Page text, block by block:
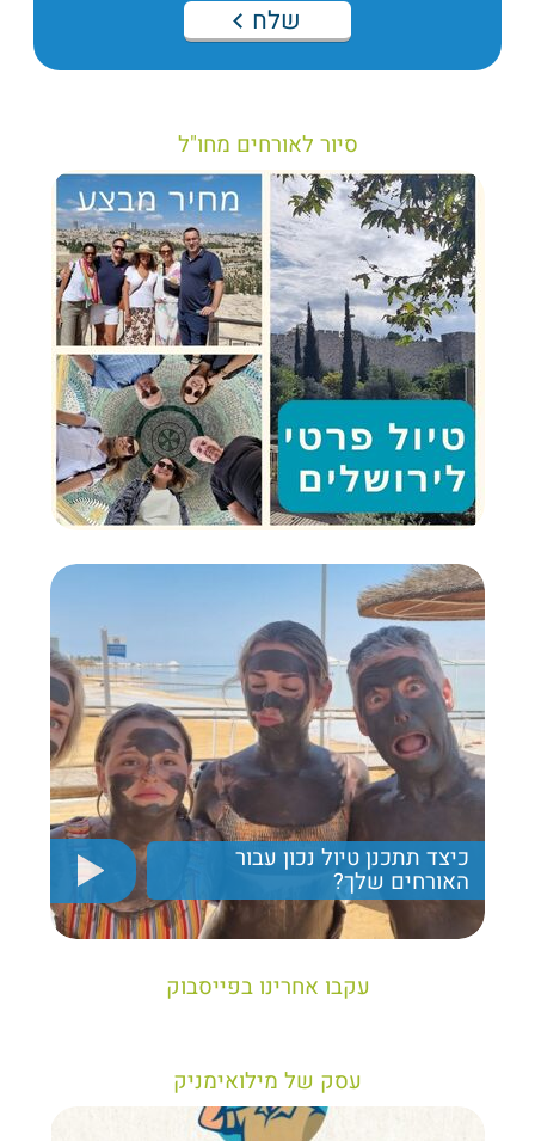
שלח
סיור לאורחים מחו"ל
כיצד תתכנן טיול נכון עבור
האורחים שלך?
יריב חן, מציג את הקווים המנחים לבניית טיול נכון עבור
תיירים בישראל
עקבו אחרינו בפייסבוק
עסק של מילואימניק